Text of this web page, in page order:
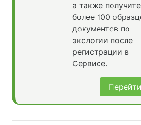
а также получите
более 100
документов по
экологии после
регистрации в
Сервисе.
Перейти